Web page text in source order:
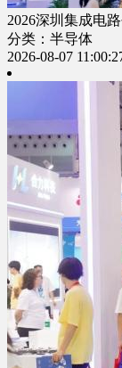
2026深圳集成电
分类：半导体
2026-08-07